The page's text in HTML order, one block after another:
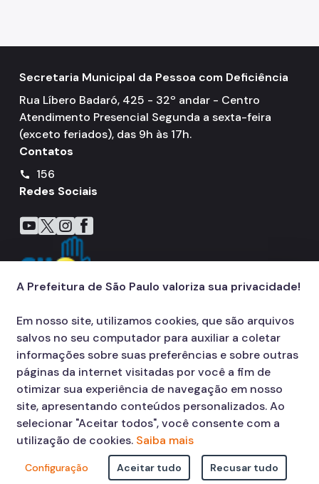
Secretaria Municipal da Pessoa com Deficiência
Rua Líbero Badaró, 425 - 32º andar - Centro
Atendimento Presencial Segunda a sexta-feira
(exceto feriados), das 9h às 17h.
Contatos
call
156
Redes Sociais
Icone do YouTube
Icone do X
Icone do Instagram
Icone do Facebook
© COPYRIGHT 2026,
Prefeitura Municipal de São Paulo Viaduto do Cha,
A Prefeitura de São Paulo valoriza sua privacidade!
Em nosso site, utilizamos cookies, que são arquivos
salvos no seu computador para auxiliar a coletar
informações sobre suas preferências e sobre outras
páginas da internet visitadas por você a fim de
otimizar sua experiência de navegação em nosso
site, apresentando conteúdos personalizados. Ao
selecionar "Aceitar todos", você consente com a
utilização de cookies. Saiba mais
Configuração Aceitar tudo Recusar tudo